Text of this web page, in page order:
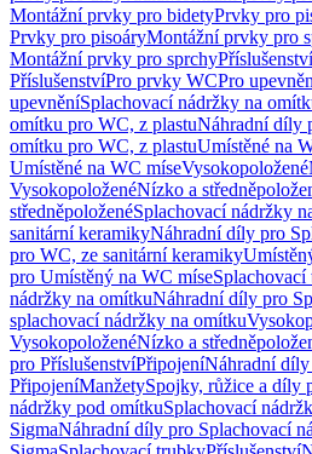
Montážní prvky pro bidetyPrvky pro
Prvky pro pisoáryMontážní prvky pro
Montážní prvky pro sprchyPříslušenství
PříslušenstvíPro prvky WCPro
upevněníSplachovací nádržky na
omítku pro WC, z plastuNáhradní díly
omítku pro WC, z plastuUmístěné na
Umístěné na WC míseVysokopoložené
VysokopoloženéNízko a
středněpoloženéSplachovací nádržky
sanitární keramikyNáhradní díly pro
pro WC, ze sanitární keramiky
pro Umístěný na WC míse
nádržky na omítkuNáhradní díly pro
splachovací nádržky na omítku
VysokopoloženéNízko a
pro PříslušenstvíPřipojeníNáhradní
PřipojeníManžetySpojky, růžice a díly
nádržky pod omítkuSplachovací
SigmaNáhradní díly pro Splachovací